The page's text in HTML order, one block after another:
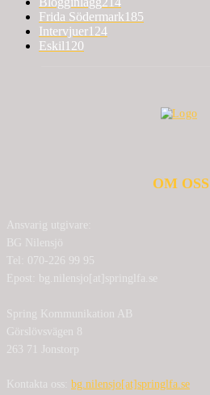
Frida Södermark185
Intervjuer124
Eskil120
OM OSS
Ansvarig utgivare:
BG Nilensjö
Tel: 070-226 99 95
Epost: bg.nilensjo[at]springlfa.se
Spring Kommunikation AB
Görslövsvägen 8
263 71 Jonstorp
Kontakta oss: bg.nilensjo[at]springlfa.se